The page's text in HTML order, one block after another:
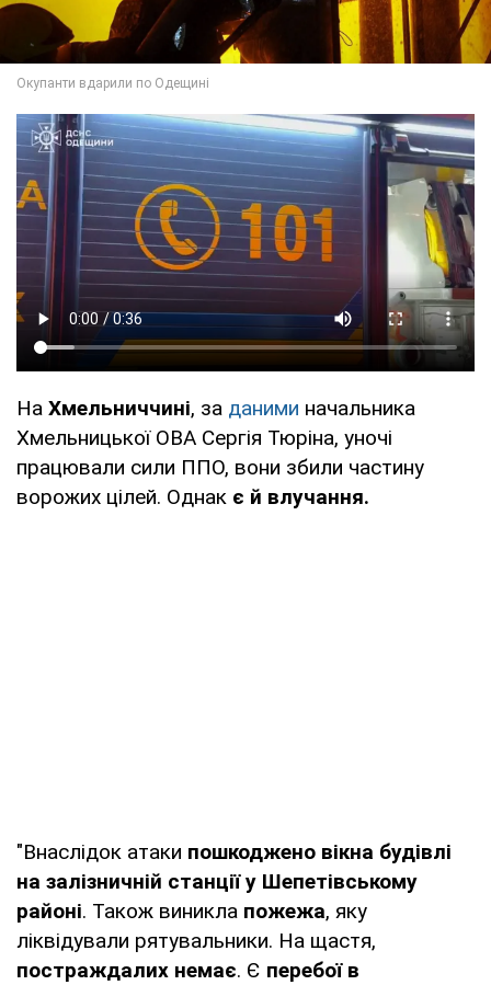
На Хмельниччині, за даними начальника
Хмельницької ОВА Сергія Тюріна, уночі
працювали сили ППО, вони збили частину
ворожих цілей. Однак є й влучання.
"Внаслідок атаки пошкоджено вікна будівлі
на залізничній станції у Шепетівському
районі. Також виникла пожежа, яку
ліквідували рятувальники. На щастя,
постраждалих немає. Є перебої в